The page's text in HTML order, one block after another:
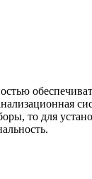
то для